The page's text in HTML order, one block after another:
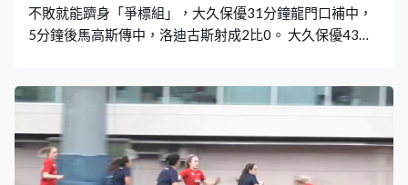
不敗就能躋身「爭標組」，大久保優31分鐘龍門口補中，
5分鐘後馬高斯傳中，洛迪古斯射成2比0。 大久保優43分
入，左腳入完，馬高斯轉用右腳開弓，79分鐘為東方入多